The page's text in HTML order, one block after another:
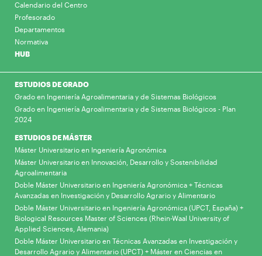
Calendario del Centro
Profesorado
Departamentos
Normativa
HUB
ESTUDIOS DE GRADO
Grado en Ingeniería Agroalimentaria y de Sistemas Biológicos
Grado en Ingeniería Agroalimentaria y de Sistemas Biológicos - Plan
2024
ESTUDIOS DE MÁSTER
Máster Universitario en Ingeniería Agronómica
Máster Universitario en Innovación, Desarrollo y Sostenibilidad
Agroalimentaria
Doble Máster Universitario en Ingeniería Agronómica + Técnicas
Avanzadas en Investigación y Desarrollo Agrario y Alimentario
Doble Máster Universitario en Ingeniería Agronómica (UPCT, España) +
Biological Resources Master of Sciences (Rhein-Waal University of
Applied Sciences, Alemania)
Doble Máster Universitario en Técnicas Avanzadas en Investigación y
Desarrollo Agrario y Alimentario (UPCT) + Máster en Ciencias en